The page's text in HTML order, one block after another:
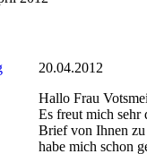
20.04.2012
Hallo Frau
Es freut mich sehr
Brief von Ihnen
habe mich schon